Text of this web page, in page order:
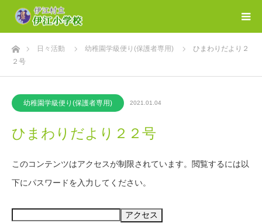
ホーム日々活動 幼稚園学級便り(保護者専用)
ひまわりだより２
２号
幼稚園学級便り(保護者専用) 2021.01.04
ひまわりだより２２号
このコンテンツはアクセスが制限されています。閲覧するには以
下にパスワードを入力してください。